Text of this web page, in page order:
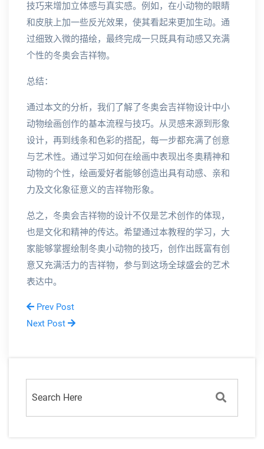
技巧来增加立体感与真实感。例如，在小动物的眼睛
和皮肤上加一些反光效果，使其看起来更加生动。通
过细致入微的描绘，最终完成一只既具有动感又充满
个性的冬奥会吉祥物。
总结：
通过本文的分析，我们了解了冬奥会吉祥物设计中小
动物绘画创作的基本流程与技巧。从灵感来源到形象
设计，再到线条和色彩的搭配，每一步都充满了创意
与艺术性。通过学习如何在绘画中表现出冬奥精神和
动物的个性，绘画爱好者能够创造出具有动感、亲和
力及文化象征意义的吉祥物形象。
总之，冬奥会吉祥物的设计不仅是艺术创作的体现，
也是文化和精神的传达。希望通过本教程的学习，大
家能够掌握绘制冬奥小动物的技巧，创作出既富有创
意又充满活力的吉祥物，参与到这场全球盛会的艺术
表达中。
Prev Post
Next Post